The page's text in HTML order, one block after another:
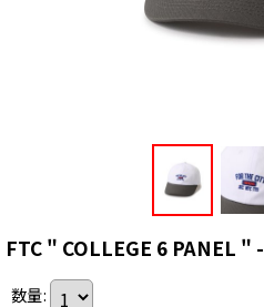
FTC " COLLEGE 6 PANEL "
数量: